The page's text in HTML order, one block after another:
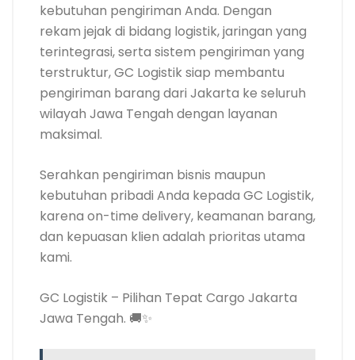
kebutuhan pengiriman Anda. Dengan
rekam jejak di bidang logistik, jaringan yang
terintegrasi, serta sistem pengiriman yang
terstruktur, GC Logistik siap membantu
pengiriman barang dari Jakarta ke seluruh
wilayah Jawa Tengah dengan layanan
maksimal.
Serahkan pengiriman bisnis maupun
kebutuhan pribadi Anda kepada GC Logistik,
karena on-time delivery, keamanan barang,
dan kepuasan klien adalah prioritas utama
kami.
GC Logistik – Pilihan Tepat Cargo Jakarta
Jawa Tengah. 🚚✨